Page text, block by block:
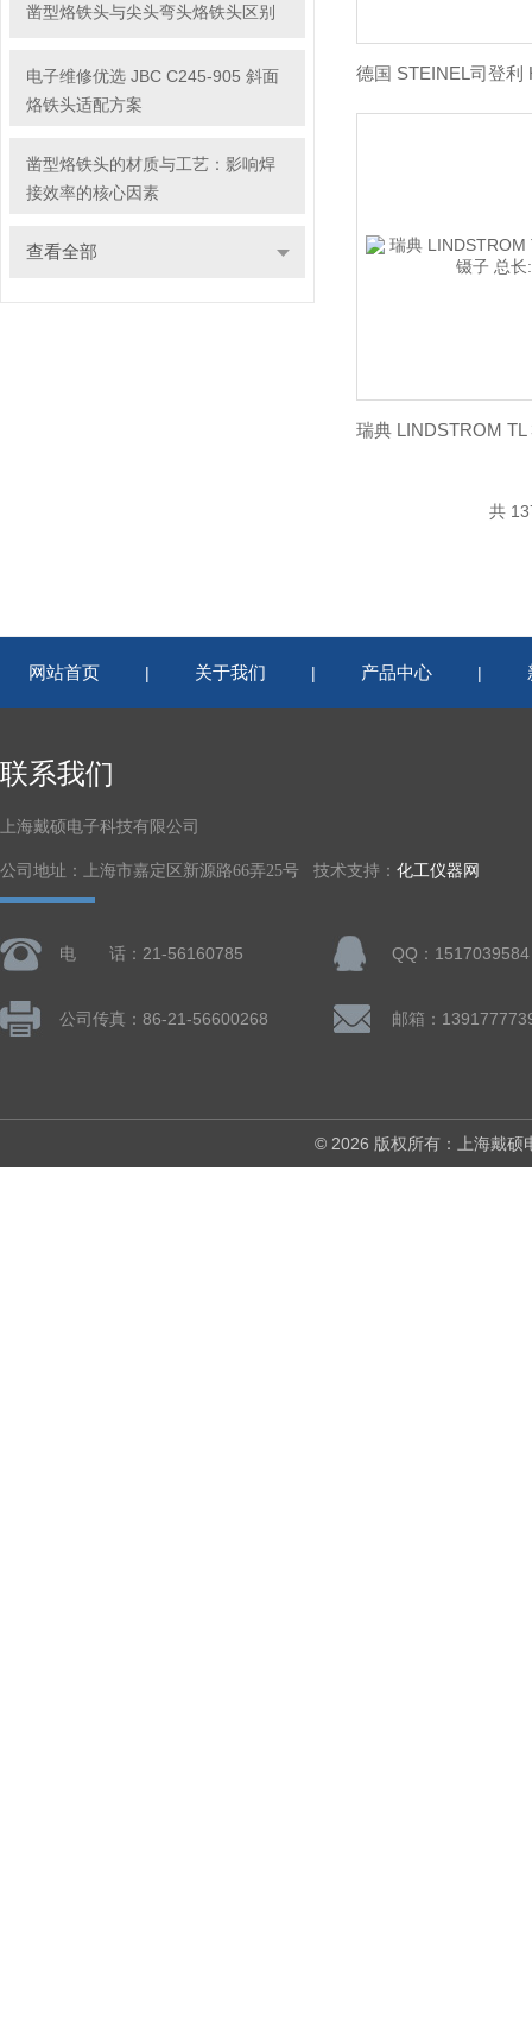
凿型烙铁头与尖头弯头烙铁头区别
电子维修优选 JBC C245-905 斜面
烙铁头适配方案
凿型烙铁头的材质与工艺：影响焊
接效率的核心因素
查看全部
共
网站首页 | 关于我们 | 产品中心 |
联系我们
上海戴硕电子科技有限公司
公司地址：上海市嘉定区新源路66弄25号 技术支持： 化工仪器网
电 话：21-56160785 QQ：1517039584
公司传真：86-21-56600268
© 2026 版权所有：上海戴